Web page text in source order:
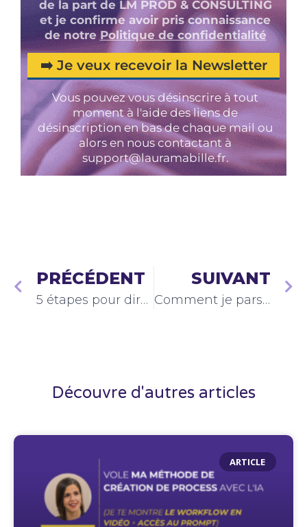
PRÉCÉDENT
5 étapes pour dire non avec élégance
SUIVANT
Comment je pars en vacances 100% déconnectées pendant 3 semaines et +
Découvre d'autres articles
ARTICLE